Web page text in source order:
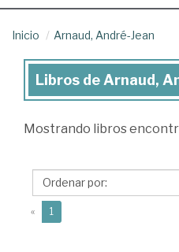
Inicio Arnaud, André-Jean
Libros
Arnaud,
Jean
Libros de Arnaud,
Mostrando libros
« 1